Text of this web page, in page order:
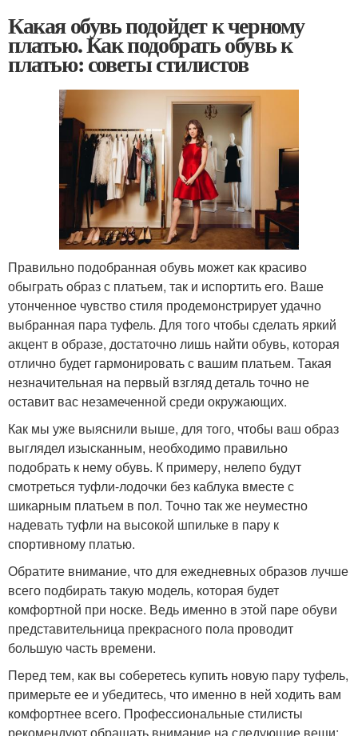
Какая обувь подойдет к черному
платью. Как подобрать обувь к
платью: советы стилистов
Правильно подобранная обувь может как красиво
обыграть образ с платьем, так и испортить его. Ваше
утонченное чувство стиля продемонстрирует удачно
выбранная пара туфель. Для того чтобы сделать яркий
акцент в образе, достаточно лишь найти обувь, которая
отлично будет гармонировать с вашим платьем. Такая
незначительная на первый взгляд деталь точно не
оставит вас незамеченной среди окружающих.
Как мы уже выяснили выше, для того, чтобы ваш образ
выглядел изысканным, необходимо правильно
подобрать к нему обувь. К примеру, нелепо будут
смотреться туфли-лодочки без каблука вместе с
шикарным платьем в пол. Точно так же неуместно
надевать туфли на высокой шпильке в пару к
спортивному платью.
Обратите внимание, что для ежедневных образов лучше
всего подбирать такую модель, которая будет
комфортной при носке. Ведь именно в этой паре обуви
представительница прекрасного пола проводит
большую часть времени.
Перед тем, как вы соберетесь купить новую пару туфель,
примерьте ее и убедитесь, что именно в ней ходить вам
комфортнее всего. Профессиональные стилисты
рекомендуют обращать внимание на следующие вещи: